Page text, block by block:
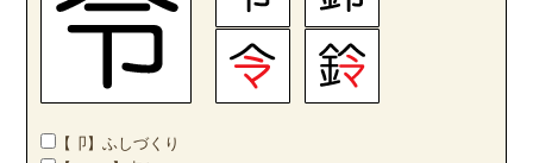
【卩】ふしづくり